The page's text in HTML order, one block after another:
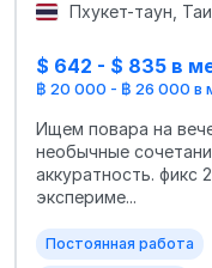
Пхукет-таун,
$ 642 - $ 835 в
฿ 20 000 - ฿ 26 000 в
Ищем повара на
необычные
аккуратность. фикс
экспериме...
Постоянная работа